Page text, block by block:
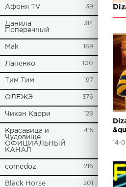
Афоня TV 39
Данила
Поперечный
314
Mak 189
Лапенко 100
Tим Тим 197
ОЛЕЖЭ 376
Чикен Карри 128
Красавица и
Чудовище
ОФИЦИАЛЬНЫЙ
КАНАЛ
415
comedoz 216
Black Horse 201
14-